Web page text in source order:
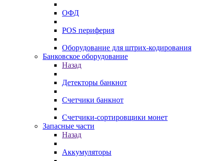
ОФД
POS периферия
Оборудование для штрих-кодирования
Банковское оборудование
Назад
Детекторы банкнот
Счетчики банкнот
Счетчики-сортировщики монет
Запасные части
Назад
Аккумуляторы